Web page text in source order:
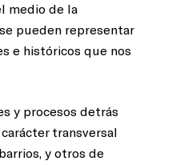
medio de la
pueden representar
e históricos que nos
y procesos detrás
transversal
y otros de